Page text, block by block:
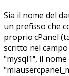
Sia il nome del
un prefisso che
proprio cPanel
scritto nel
"mysql1", il